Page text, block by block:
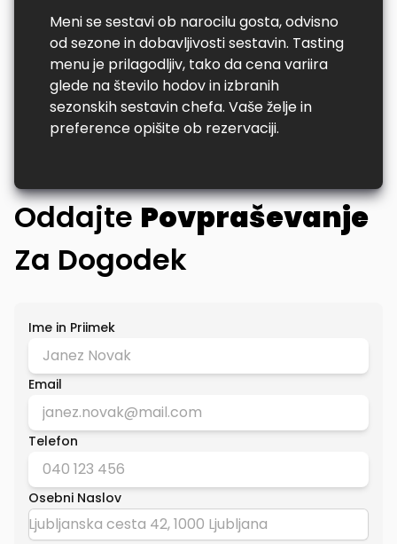
Meni se sestavi ob narocilu gosta, odvisno
od sezone in dobavljivosti sestavin. Tasting
menu je prilagodljiv, tako da cena variira
glede na število hodov in izbranih
sezonskih sestavin chefa. Vaše želje in
preference opišite ob rezervaciji.
Oddajte Povpraševanje
Za Dogodek
Ime in Priimek
Email
Telefon
Osebni Naslov